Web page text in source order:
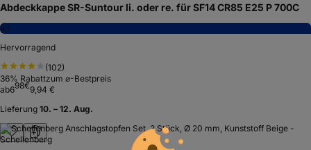
Abdeckkappe SR-Suntour li. oder re. für SF14 CR85 E25 P 700C
8,1
Hervorragend
(102)
36% Rabattzum ⌀-Bestpreis
ab698€9,94 €
Lieferung 10. – 12. Aug.